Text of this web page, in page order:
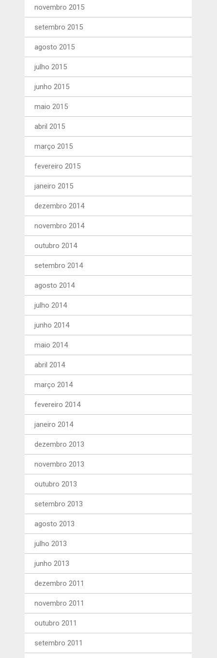
novembro 2015
setembro 2015
agosto 2015
julho 2015
junho 2015
maio 2015
abril 2015
março 2015
fevereiro 2015
janeiro 2015
dezembro 2014
novembro 2014
outubro 2014
setembro 2014
agosto 2014
julho 2014
junho 2014
maio 2014
abril 2014
março 2014
fevereiro 2014
janeiro 2014
dezembro 2013
novembro 2013
outubro 2013
setembro 2013
agosto 2013
julho 2013
junho 2013
dezembro 2011
novembro 2011
outubro 2011
setembro 2011